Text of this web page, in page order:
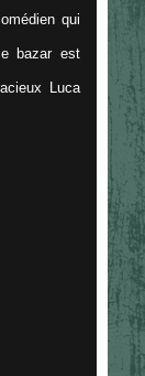
qui
bazar est
Luca